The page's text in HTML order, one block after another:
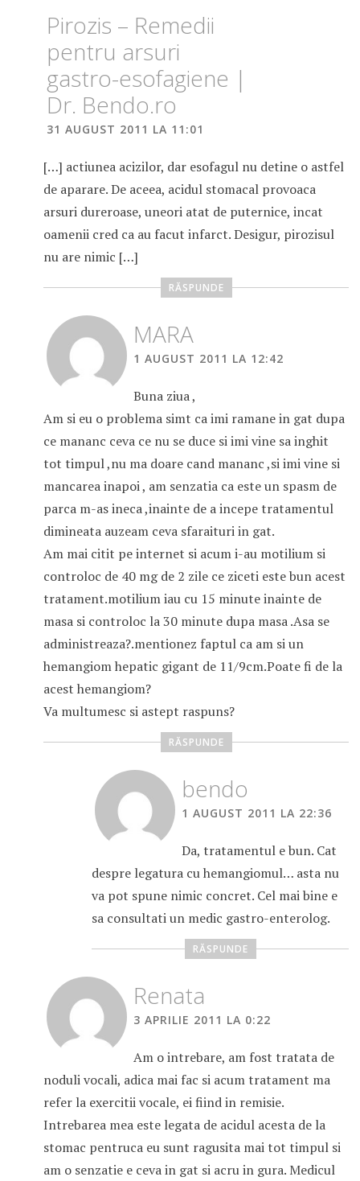
Pirozis – Remedii
pentru arsuri
gastro-esofagiene |
Dr. Bendo.ro
31 AUGUST 2011 LA 11:01
[…] actiunea acizilor, dar esofagul nu detine o astfel
de aparare. De aceea, acidul stomacal provoaca
arsuri dureroase, uneori atat de puternice, incat
oamenii cred ca au facut infarct. Desigur, pirozisul
nu are nimic […]
RĂSPUNDE
MARA
1 AUGUST 2011 LA 12:42
Buna ziua ,
Am si eu o problema simt ca imi ramane in gat dupa
ce mananc ceva ce nu se duce si imi vine sa inghit
tot timpul ,nu ma doare cand mananc ,si imi vine si
mancarea inapoi , am senzatia ca este un spasm de
parca m-as ineca ,inainte de a incepe tratamentul
dimineata auzeam ceva sfaraituri in gat.
Am mai citit pe internet si acum i-au motilium si
controloc de 40 mg de 2 zile ce ziceti este bun acest
tratament.motilium iau cu 15 minute inainte de
masa si controloc la 30 minute dupa masa .Asa se
administreaza?.mentionez faptul ca am si un
hemangiom hepatic gigant de 11/9cm.Poate fi de la
acest hemangiom?
Va multumesc si astept raspuns?
RĂSPUNDE
bendo
1 AUGUST 2011 LA 22:36
Da, tratamentul e bun. Cat
despre legatura cu hemangiomul… asta nu
va pot spune nimic concret. Cel mai bine e
sa consultati un medic gastro-enterolog.
RĂSPUNDE
Renata
3 APRILIE 2011 LA 0:22
Am o intrebare, am fost tratata de
noduli vocali, adica mai fac si acum tratament ma
refer la exercitii vocale, ei fiind in remisie.
Intrebarea mea este legata de acidul acesta de la
stomac pentruca eu sunt ragusita mai tot timpul si
am o senzatie e ceva in gat si acru in gura. Medicul